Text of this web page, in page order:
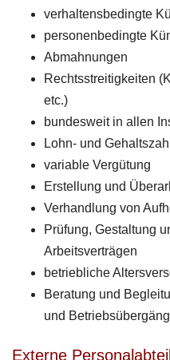
verhaltensbedingte
personenbedingte
Abmahnungen
Rechtsstreitigkeiten
etc.)
bundesweit in allen
Lohn- und
variable Vergütung
Erstellung und
Verhandlung von
Prüfung, Gestaltung
Arbeitsverträgen
betriebliche
Beratung und
und
Externe